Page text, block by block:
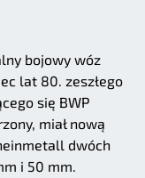
bojowy wóz
lat 80. zeszłego
się BWP
miał nową
dwóch
i 50 mm.